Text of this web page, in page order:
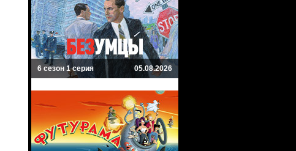
6 сезон 1 серия 05.08.2026